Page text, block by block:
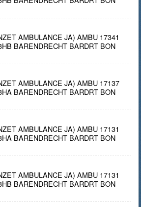
AMBULANCE JA) AMBU 17341
BARENDRECHT BARDRT BON
AMBULANCE JA) AMBU 17137
BARENDRECHT BARDRT BON
AMBULANCE JA) AMBU 17131
BARENDRECHT BARDRT BON
AMBULANCE JA) AMBU 17131
BARENDRECHT BARDRT BON